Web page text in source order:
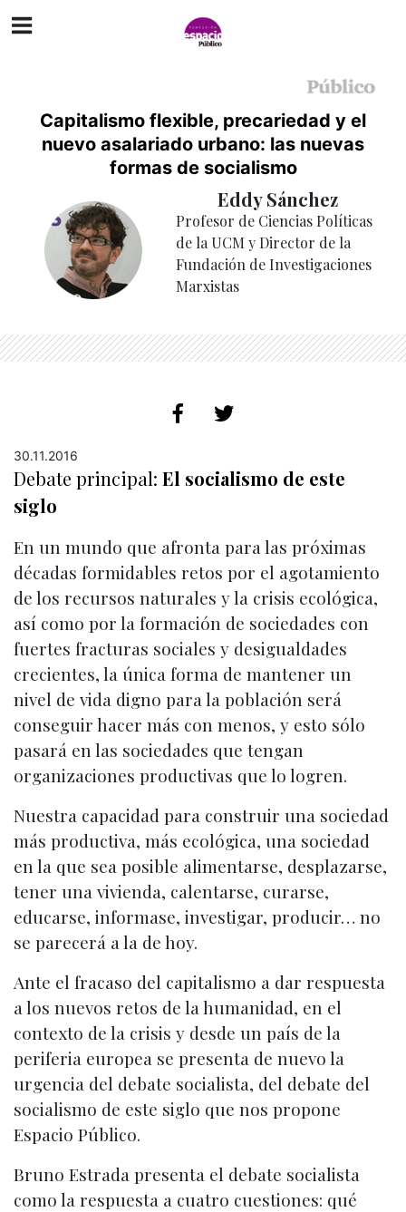
Capitalismo flexible, precariedad y el
nuevo asalariado urbano: las nuevas
formas de socialismo
Eddy Sánchez
Profesor de Ciencias Políticas
de la UCM y Director de la
Fundación de Investigaciones
Marxistas
30.11.2016
Debate principal: El socialismo de este
siglo
En un mundo que afronta para las próximas
décadas formidables retos por el agotamiento
de los recursos naturales y la crisis ecológica,
así como por la formación de sociedades con
fuertes fracturas sociales y desigualdades
crecientes, la única forma de mantener un
nivel de vida digno para la población será
conseguir hacer más con menos, y esto sólo
pasará en las sociedades que tengan
organizaciones productivas que lo logren.
Nuestra capacidad para construir una sociedad
más productiva, más ecológica, una sociedad
en la que sea posible alimentarse, desplazarse,
tener una vivienda, calentarse, curarse,
educarse, informase, investigar, producir… no
se parecerá a la de hoy.
Ante el fracaso del capitalismo a dar respuesta
a los nuevos retos de la humanidad, en el
contexto de la crisis y desde un país de la
periferia europea se presenta de nuevo la
urgencia del debate socialista, del debate del
socialismo de este siglo que nos propone
Espacio Público.
Bruno Estrada presenta el debate socialista
como la respuesta a cuatro cuestiones: qué